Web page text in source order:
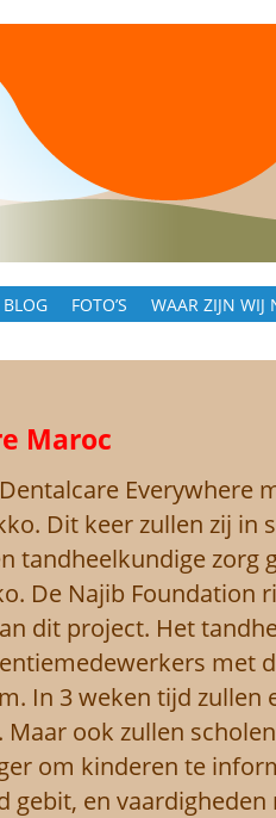
BLOG FOTO’S
WAAR ZIJN WIJ
Maroc
Everywhere
Dit keer zullen zij in
tandheelkundige zorg
De Najib Foundation
dit project. Het
met
In 3 weken tijd zullen
ook zullen
om kinderen te
gebit, en